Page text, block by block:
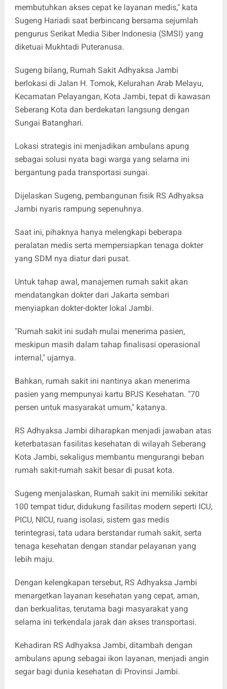
membutuhkan akses cepat ke layanan medis," kata
Sugeng Hariadi saat berbincang bersama sejumlah
pengurus Serikat Media Siber Indonesia (SMSI) yang
diketuai Mukhtadi Puteranusa.
Sugeng bilang, Rumah Sakit Adhyaksa Jambi
berlokasi di Jalan H. Tomok, Kelurahan Arab Melayu,
Kecamatan Pelayangan, Kota Jambi, tepat di kawasan
Seberang Kota dan berdekatan langsung dengan
Sungai Batanghari.
Lokasi strategis ini menjadikan ambulans apung
sebagai solusi nyata bagi warga yang selama ini
bergantung pada transportasi sungai.
Dijelaskan Sugeng, pembangunan fisik RS Adhyaksa
Jambi nyaris rampung sepenuhnya.
Saat ini, pihaknya hanya melengkapi beberapa
peralatan medis serta mempersiapkan tenaga dokter
yang SDM nya diatur dari pusat.
Untuk tahap awal, manajemen rumah sakit akan
mendatangkan dokter dari Jakarta sembari
menyiapkan dokter-dokter lokal Jambi.
"Rumah sakit ini sudah mulai menerima pasien,
meskipun masih dalam tahap finalisasi operasional
internal," ujarnya.
Bahkan, rumah sakit ini nantinya akan menerima
pasien yang mempunyai kartu BPJS Kesehatan. "70
persen untuk masyarakat umum," katanya.
RS Adhyaksa Jambi diharapkan menjadi jawaban atas
keterbatasan fasilitas kesehatan di wilayah Seberang
Kota Jambi, sekaligus membantu mengurangi beban
rumah sakit-rumah sakit besar di pusat kota.
Sugeng menjalaskan, Rumah sakit ini memiliki sekitar
100 tempat tidur, didukung fasilitas modern seperti ICU,
PICU, NICU, ruang isolasi, sistem gas medis
terintegrasi, tata udara berstandar rumah sakit, serta
tenaga kesehatan dengan standar pelayanan yang
lebih maju.
Dengan kelengkapan tersebut, RS Adhyaksa Jambi
menargetkan layanan kesehatan yang cepat, aman,
dan berkualitas, terutama bagi masyarakat yang
selama ini terkendala jarak dan akses transportasi.
Kehadiran RS Adhyaksa Jambi, ditambah dengan
ambulans apung sebagai ikon layanan, menjadi angin
segar bagi dunia kesehatan di Provinsi Jambi.